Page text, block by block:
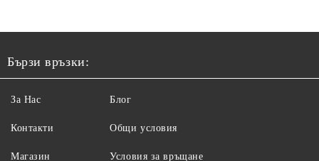
Бързи връзки:
За Нас
Контакти
Магазин
Блог
Общи условия
Условия за връщане